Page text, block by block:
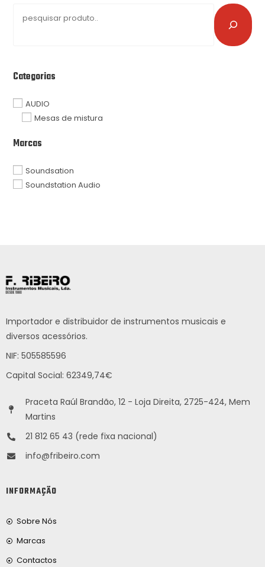
Categorias
AUDIO
Mesas de mistura
Marcas
Soundsation
Soundstation Audio
Importador e distribuidor de instrumentos musicais e
diversos acessórios.
NIF: 505585596
Capital Social: 62349,74€
Praceta Raúl Brandão, 12 - Loja Direita, 2725-424, Mem
Martins
21 812 65 43 (rede fixa nacional)
info@fribeiro.com
INFORMAÇÃO
Sobre Nós
Marcas
Contactos